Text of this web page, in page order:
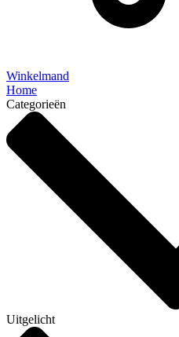
Winkelmand
Home
Categorieën
Uitgelicht